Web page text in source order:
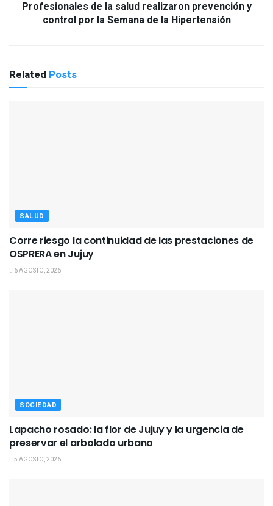
Profesionales de la salud realizaron prevención y
control por la Semana de la Hipertensión
Related Posts
SALUD
Corre riesgo la continuidad de las prestaciones de
OSPRERA en Jujuy
6 AGOSTO, 2026
SOCIEDAD
Lapacho rosado: la flor de Jujuy y la urgencia de
preservar el arbolado urbano
5 AGOSTO, 2026